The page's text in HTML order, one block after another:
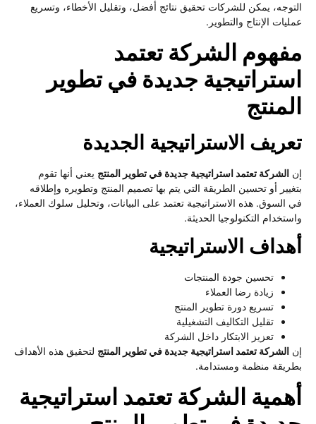
يمكن للشركات تحقيق نتائج أفضل، وتقليل الأخطاء، وتسريع
الإنتاج والتطوير.
الشركة تعتمد
جديدة في تطوير
الاستراتيجية الجديدة
الشركة تعتمد استراتيجية جديدة في تطوير المنتجيعني أنها تقوم
أو تحسين الطريقة التي يتم بها تصميم المنتج وتطويره وإطلاقه
السوق. هذه الاستراتيجية تعتمد على البيانات، وتحليل سلوك العملاء،
التكنولوجيا الحديثة.
الاستراتيجية
تحسين جودة المنتجات
زيادة رضا العملاء
تسريع دورة تطوير المنتج
تقليل التكاليف التشغيلية
تعزيز الابتكار داخل الشركة
الشركة تعتمد استراتيجية جديدة في تطوير المنتجلتحقيق هذه الأهداف
منظمة ومستدامة.
الشركة تعتمد استراتيجية